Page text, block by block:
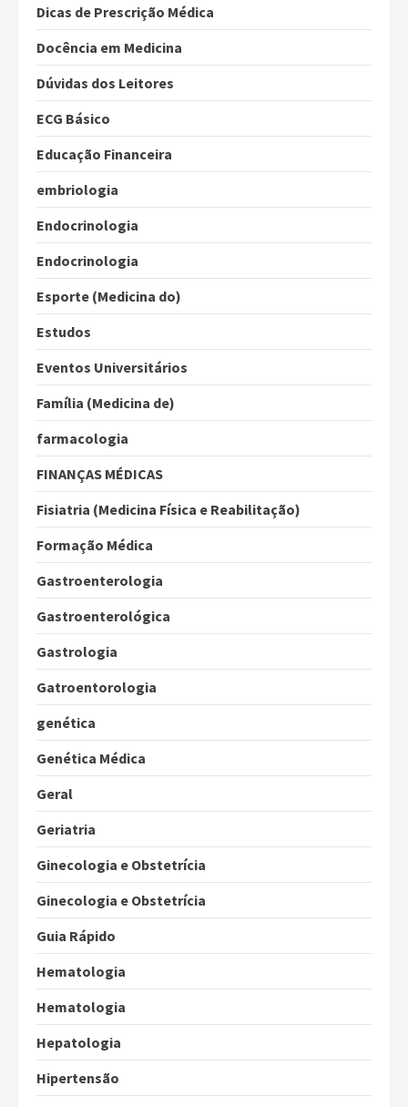
Dicas de Prescrição Médica
Docência em Medicina
Dúvidas dos Leitores
ECG Básico
Educação Financeira
embriologia
Endocrinologia
Endocrinologia
Esporte (Medicina do)
Estudos
Eventos Universitários
Família (Medicina de)
farmacologia
FINANÇAS MÉDICAS
Fisiatria (Medicina Física e Reabilitação)
Formação Médica
Gastroenterologia
Gastroenterológica
Gastrologia
Gatroentorologia
genética
Genética Médica
Geral
Geriatria
Ginecologia e Obstetrícia
Ginecologia e Obstetrícia
Guia Rápido
Hematologia
Hematologia
Hepatologia
Hipertensão